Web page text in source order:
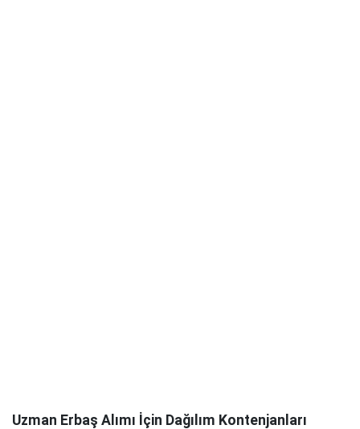
Uzman Erbaş Alımı İçin Dağılım Kontenjanları